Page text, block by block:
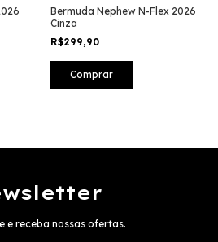
Bermuda Nephew N-Flex 2026
Cinza
R$299,90
Comprar
e receba nossas ofertas.